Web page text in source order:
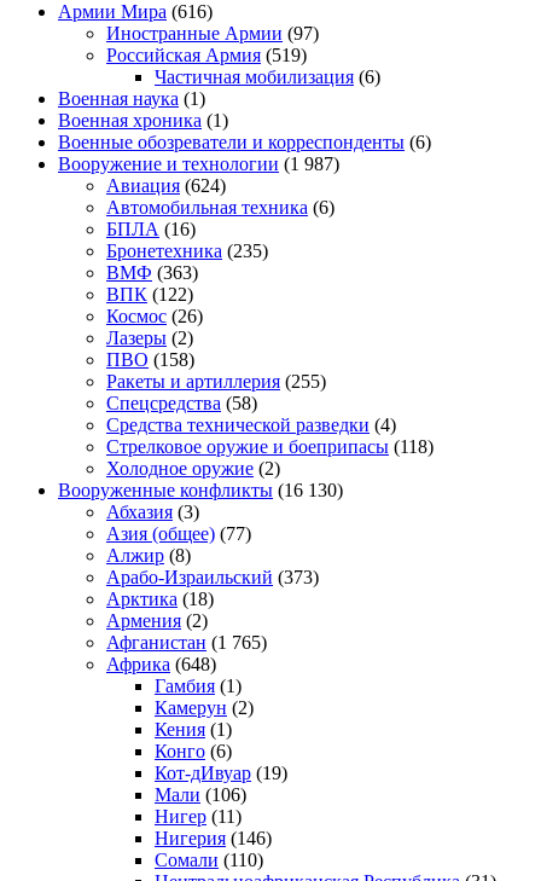
Армии Мира (616)
Иностранные Армии (97)
Российская Армия (519)
Частичная мобилизация (6)
Военная наука (1)
Военная хроника (1)
Военные обозреватели и корреспонденты (6)
Вооружение и технологии (1 987)
Авиация (624)
Автомобильная техника (6)
БПЛА (16)
Бронетехника (235)
ВМФ (363)
ВПК (122)
Космос (26)
Лазеры (2)
ПВО (158)
Ракеты и артиллерия (255)
Спецсредства (58)
Средства технической разведки (4)
Стрелковое оружие и боеприпасы (118)
Холодное оружие (2)
Вооруженные конфликты (16 130)
Абхазия (3)
Азия (общее) (77)
Алжир (8)
Арабо-Израильский (373)
Арктика (18)
Армения (2)
Афганистан (1 765)
Африка (648)
Гамбия (1)
Камерун (2)
Кения (1)
Конго (6)
Кот-дИвуар (19)
Мали (106)
Нигер (11)
Нигерия (146)
Сомали (110)